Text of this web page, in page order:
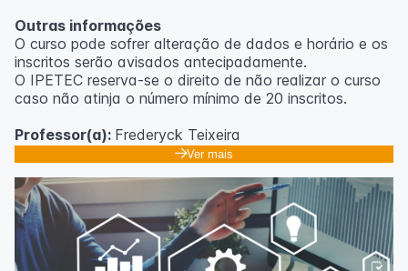
Outras informações
O curso pode sofrer alteração de dados e horário e os
inscritos serão avisados ​​antecipadamente.
O IPETEC reserva-se o direito de não realizar o curso
caso não atinja o número mínimo de 20 inscritos.
Professor(a): Frederyck Teixeira
Ver mais